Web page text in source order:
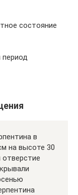
состояние
в
на высоте 30